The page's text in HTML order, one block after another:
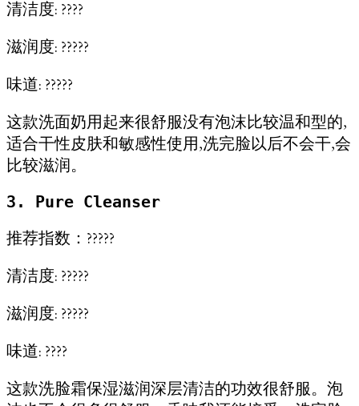
清洁度: ????
滋润度: ?????
味道: ?????
这款洗面奶用起来很舒服没有泡沫比较温和型的,
适合干性皮肤和敏感性使用,洗完脸以后不会干,会
比较滋润。
3. Pure Cleanser
推荐指数：?????
清洁度: ?????
滋润度: ?????
味道: ????
这款洗脸霜保湿滋润深层清洁的功效很舒服。泡